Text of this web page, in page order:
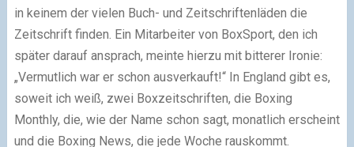
in keinem der vielen Buch- und Zeitschriftenläden die
Zeitschrift finden. Ein Mitarbeiter von BoxSport, den ich
später darauf ansprach, meinte hierzu mit bitterer Ironie:
„Vermutlich war er schon ausverkauft!“ In England gibt es,
soweit ich weiß, zwei Boxzeitschriften, die Boxing
Monthly, die, wie der Name schon sagt, monatlich erscheint
und die Boxing News, die jede Woche rauskommt.